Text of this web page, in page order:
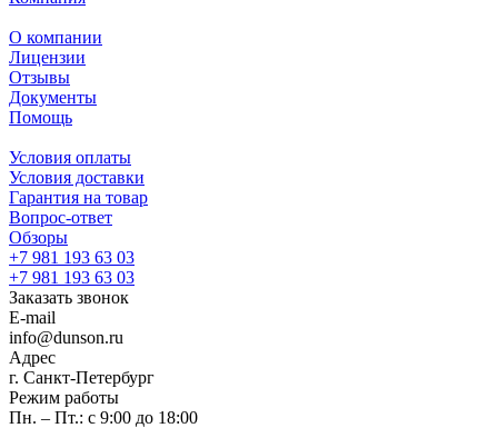
О компании
Лицензии
Отзывы
Документы
Помощь
Условия оплаты
Условия доставки
Гарантия на товар
Вопрос-ответ
Обзоры
+7 981 193 63 03
+7 981 193 63 03
Заказать звонок
E-mail
info@dunson.ru
Адрес
г. Санкт-Петербург
Режим работы
Пн. – Пт.: с 9:00 до 18:00